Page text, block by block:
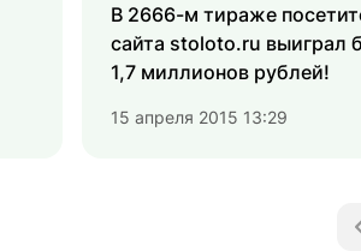
В 2666-м тираже
сайта stoloto.ru выиграл
1,7 миллионов рублей!
15 апреля 2015 13:29